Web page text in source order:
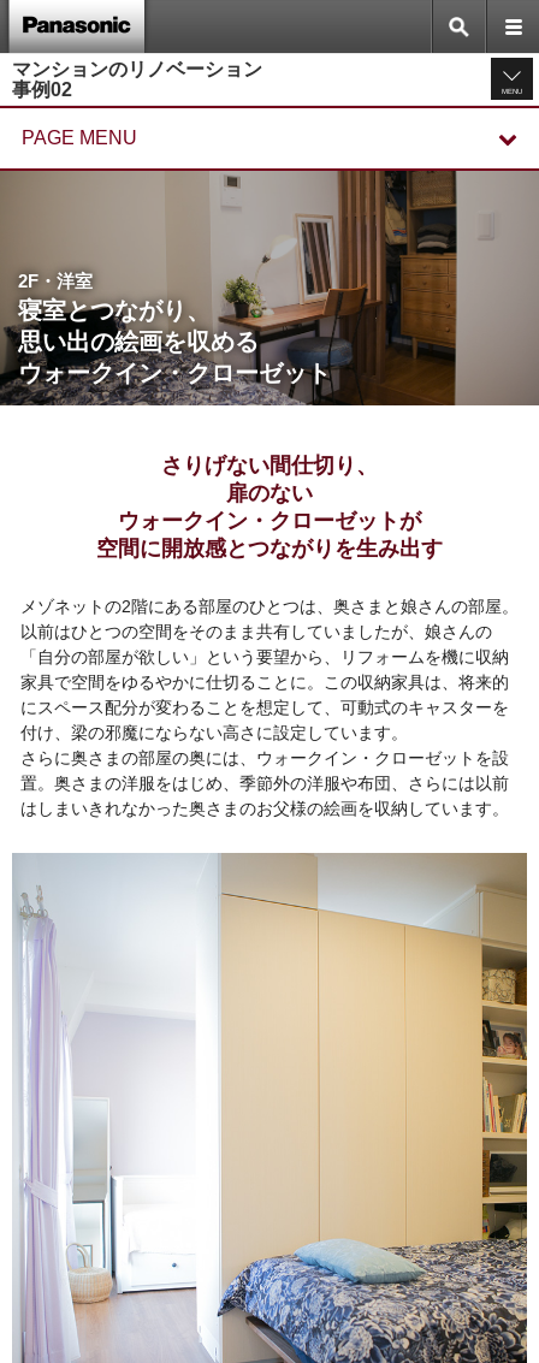
マンションのリノベーション
事例02
MENU
PAGE MENU
2F・洋室
寝室とつながり、
思い出の絵画を収める
ウォークイン・クローゼット
さりげない間仕切り、
扉のない
ウォークイン・クローゼットが
空間に開放感とつながりを生み出す
メゾネットの2階にある部屋のひとつは、奥さまと娘さんの部屋。
以前はひとつの空間をそのまま共有していましたが、娘さんの
「自分の部屋が欲しい」という要望から、リフォームを機に収納
家具で空間をゆるやかに仕切ることに。この収納家具は、将来的
にスペース配分が変わることを想定して、可動式のキャスターを
付け、梁の邪魔にならない高さに設定しています。
さらに奥さまの部屋の奥には、ウォークイン・クローゼットを設
置。奥さまの洋服をはじめ、季節外の洋服や布団、さらには以前
はしまいきれなかった奥さまのお父様の絵画を収納しています。